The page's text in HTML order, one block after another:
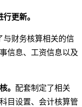
更新。
与财务核算相关的信
信息、工资信息以及
。 配套制定了相关
目设置、会计核算管